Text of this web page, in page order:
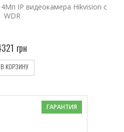
IP видеокамера Hikvision с
WDR
грн
В КОРЗИНУ
ГАРАНТИЯ